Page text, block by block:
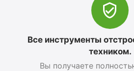
Все инструменты
техником.
Вы получаете